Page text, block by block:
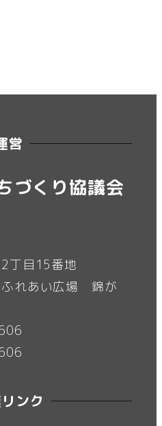
営
づくり協議会
丁目15番地
ふれあい広場 錦が
ンク